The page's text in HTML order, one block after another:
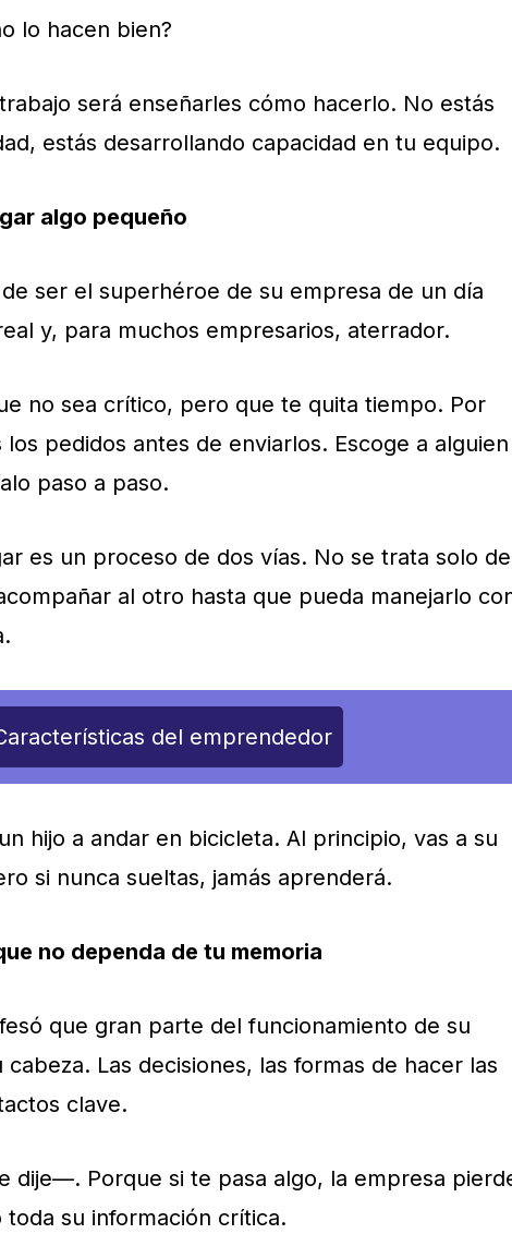
lo hacen bien?
será enseñarles cómo hacerlo. No estás
estás desarrollando capacidad en tu equipo.
algo pequeño
ser el superhéroe de su empresa de un día
y, para muchos empresarios, aterrador.
no sea crítico, pero que te quita tiempo. Por
pedidos antes de enviarlos. Escoge a alguien
paso a paso.
es un proceso de dos vías. No se trata solo de
al otro hasta que pueda manejarlo
del emprendedor
hijo a andar en bicicleta. Al principio, vas a su
si nunca sueltas, jamás aprenderá.
no dependa de tu memoria
que gran parte del funcionamiento de su
Las decisiones, las formas de hacer las
clave.
Porque si te pasa algo, la empresa
toda su información crítica.